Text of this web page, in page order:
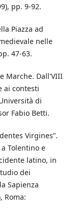
pp. 9-92.
Piazza ad
nelle
47-63.
Marche. Dall'VIII
ai contesti
di
Fabio Betti.
Virgines”.
Tolentino e
latino, in
dei
Sapienza
Roma: